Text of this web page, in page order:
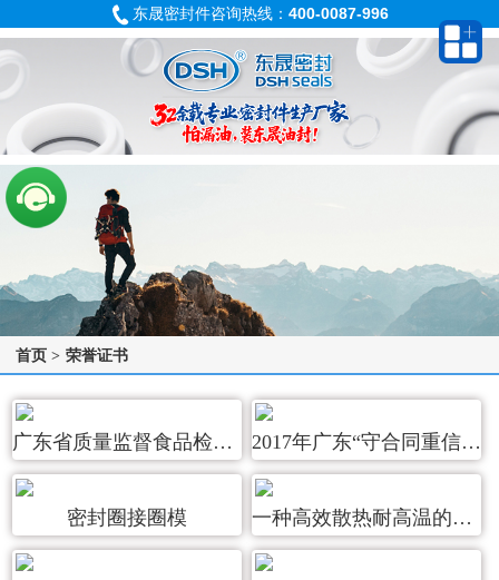
东晟密封件咨询热线： 400-0087-996
首页 > 荣誉证书
广东省质量监督食品检验站 2017年广东“守合同重信用”企业
密封圈接圈模 一种高效散热耐高温的密封圈